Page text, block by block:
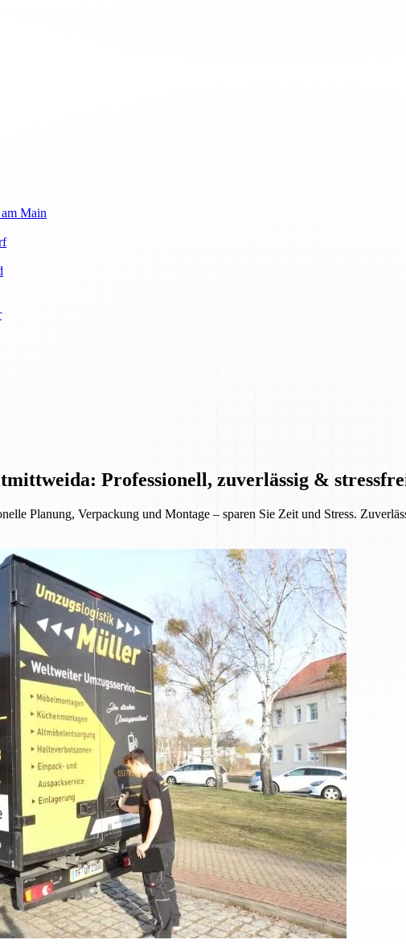
Main
Professionell, zuverlässig &
Planung, Verpackung und Montage – sparen Sie Zeit und Stress.